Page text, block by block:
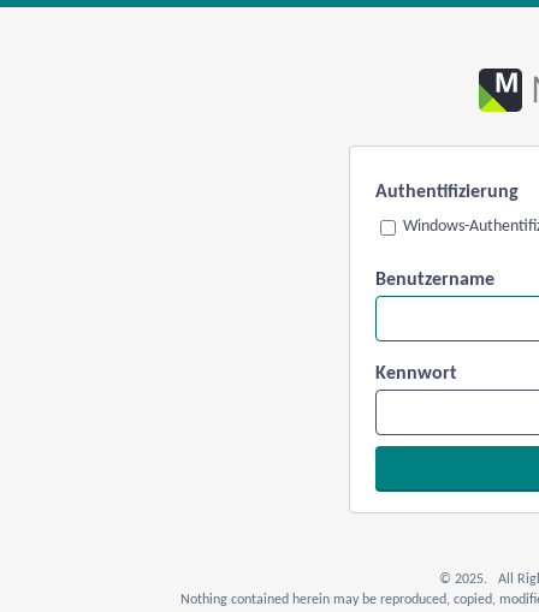
Authentifizierung
Windows-
Benutzername
Kennwort
© 2025. All
Nothing contained herein may be reproduced, copied,